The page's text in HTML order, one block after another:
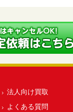
法人向け買取
よくある質問